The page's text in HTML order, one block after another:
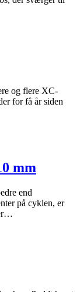
og flere XC-
for få år siden
mm
end
på cyklen, er